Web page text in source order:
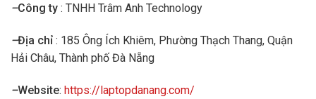
–Công ty : TNHH Trâm Anh Technology
–Địa chỉ : 185 Ông Ích Khiêm, Phường Thạch Thang, Quận
Hải Châu, Thành phố Đà Nẵng
–Website: https://laptopdanang.com/